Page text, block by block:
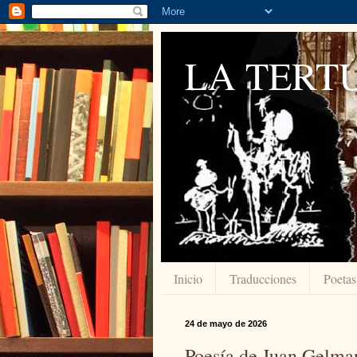
LA
Inicio Traducciones
24 de mayo de 2026